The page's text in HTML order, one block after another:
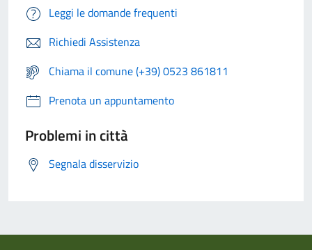
Leggi le domande frequenti
Richiedi Assistenza
Chiama il comune (+39) 0523 861811
Prenota un appuntamento
Problemi in città
Segnala disservizio